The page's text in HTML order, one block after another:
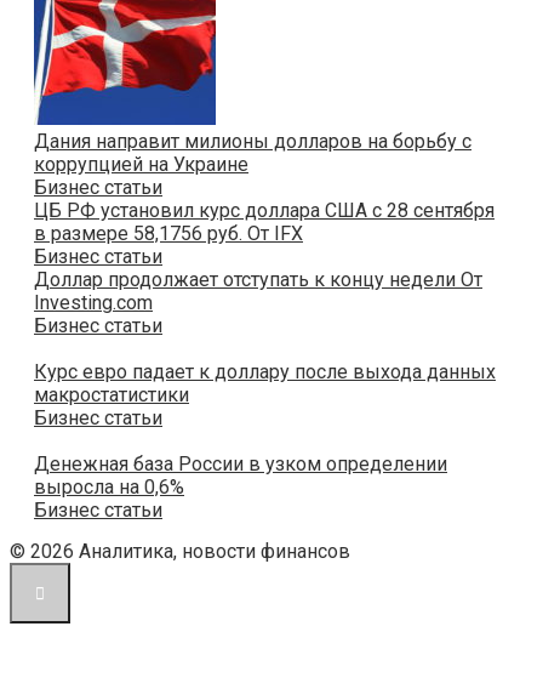
Дания направит милионы долларов на борьбу с
коррупцией на Украине
Бизнес статьи
ЦБ РФ установил курс доллара США с 28 сентября
в размере 58,1756 руб. От IFX
Бизнес статьи
Доллар продолжает отступать к концу недели От
Investing.com
Бизнес статьи
Курс евро падает к доллару после выхода данных
макростатистики
Бизнес статьи
Денежная база России в узком определении
выросла на 0,6%
Бизнес статьи
© 2026 Аналитика, новости финансов